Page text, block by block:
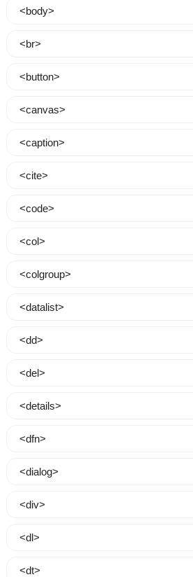
<body>
<br>
<button>
<canvas>
<caption>
<cite>
<code>
<col>
<colgroup>
<datalist>
<dd>
<del>
<details>
<dfn>
<dialog>
<div>
<dl>
<dt>